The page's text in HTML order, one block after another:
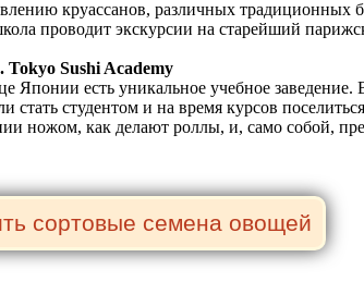
круассанов, различных традиционных
проводит экскурсии на старейший
Tokyo Sushi Academy
Японии есть уникальное учебное
стать студентом и на время курсов
ножом, как делают роллы, и, само собой,